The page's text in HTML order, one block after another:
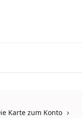
Karte zum Konto